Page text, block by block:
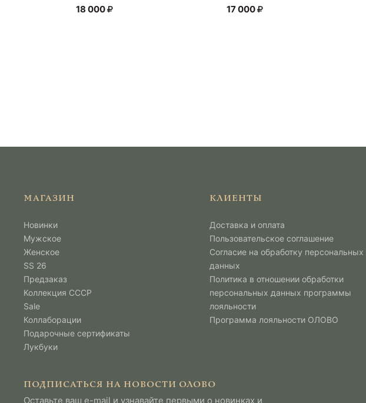
18 000
17 000
МАГАЗИН
Новинки
Мужcкое
Женское
SS 26
Предзаказ
Коллекция СССР
Sale
Коллаборации
Подарочные сертификаты
Лукбуки
КЛИЕНТЫ
Доставка и оплата
Пользовательское соглашение
Согласие на обработку персональных
данных
Политика в отношении обработки
персональных данных программы
лояльности
Программа лояльности ОЛОВО
ПОДПИСАТЬСЯ НА НОВОСТИ ОЛОВО
Оставьте ваш e-mail и узнавайте первыми о новинках и